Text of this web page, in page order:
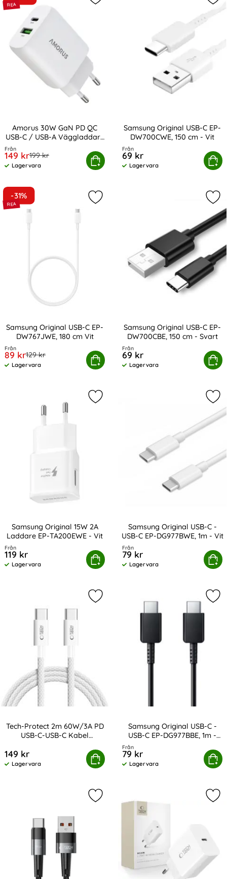
Amorus 30W GaN PD QC
USB-C / USB-A Väggladdare
Art. nr 243638
Från
rea pris
149 krtidigare pris
199 kr
Tillgänglighet:
Lagervara
Köp
30W GaN PD QC USB-C / USB-A Väggladdare Vit
Samsung Original USB-C EP-
DW700CWE, 150 cm - Vit
Art. nr 13852
Från
69 kr
Tillgänglighet:
Lagervara
Köp
Samsung Original USB-C EP-
-31%
Samsung Original USB-C EP-
DW767JWE, 180 cm Vit
Art. nr 210764
Från
rea pris
89 krtidigare pris
129 kr
Tillgänglighet:
Lagervara
Köp
Original USB-C EP-DW767JWE, 180 cm Vit
Markera samsung Original USB-C
Samsung Original USB-C EP-
DW700CBE, 150 cm - Svart
Art. nr 13853
Från
69 kr
Tillgänglighet:
Lagervara
Köp
Samsung Original USB-C EP-
Samsung Original 15W 2A
Laddare EP-TA200EWE - Vit
Art. nr 13863
Från
119 kr
Tillgänglighet:
Lagervara
Köp
Original 15W 2A Laddare EP-TA200EWE - Vit
Markera samsung Original 15W 2A
Samsung Original USB-C -
USB-C EP-DG977BWE, 1m - Vit
Art. nr 13856
Från
79 kr
Tillgänglighet:
Lagervara
Köp
Samsung Original USB-C -
Tech-Protect 2m 60W/3A PD
USB-C-USB-C Kabel
149 kr
Tillgänglighet:
Lagervara
Köp
2m 60W/3A PD USB-C-USB-C Kabel UltraBoost
Markera tech-Protect 2m 60W/3A
Samsung Original USB-C -
USB-C EP-DG977BBE, 1m -
Art. nr 13857
Från
79 kr
Tillgänglighet:
Lagervara
Köp
Samsung Original USB-C - USB-
Markera tech-Protect 2 m 66W/6A